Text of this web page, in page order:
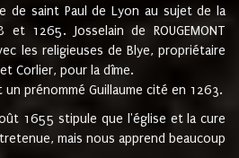
de saint Paul de Lyon au sujet de la
1265. Josselain de ROUGEMONT
les religieuses de Blye, propriétaire
Corlier, pour la dîme.
prénommé Guillaume cité en 1263.
1655 stipule que l'église et la cure
mais nous apprend beaucoup